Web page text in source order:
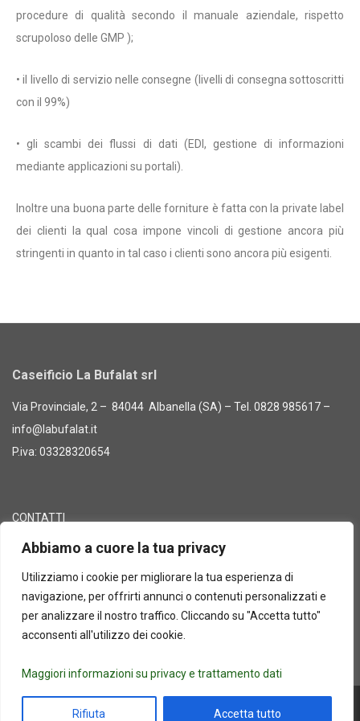
Abbiamo a cuore la tua privacy
Utilizziamo i cookie per migliorare la tua esperienza di
navigazione, per offrirti annunci o contenuti personalizzati e
per analizzare il nostro traffico. Cliccando su "Accetta tutto"
acconsenti all'utilizzo dei cookie.
Maggiori informazioni su privacy e trattamento dati
Rifiuta Accetta tutto
procedure di qualità secondo il manuale aziendale, rispetto
scrupoloso delle GMP );
• il livello di servizio nelle consegne (livelli di consegna sottoscritti
con il 99%)
• gli scambi dei flussi di dati (EDI, gestione di informazioni
mediante applicazioni su portali).
Inoltre una buona parte delle forniture è fatta con la private label
dei clienti la qual cosa impone vincoli di gestione ancora più
stringenti in quanto in tal caso i clienti sono ancora più esigenti.
Caseificio La Bufalat srl
Via Provinciale, 2 – 84044 Albanella (SA) – Tel. 0828 985617 –
info@labufalat.it
P.iva: 03328320654
CONTATTI
CATALOGO PRODOTTI
L’AZIENDA
PRIVACY E TRATTAMENTO DATI